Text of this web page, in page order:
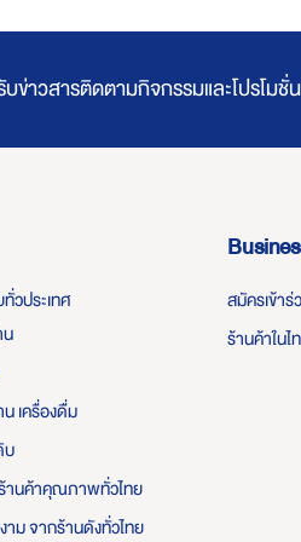
บข่าวสารติดตามกิจกรรมและโปรโมชั่น
วประเทศ
เครื่องดื่ม
บ
านค้าคุณภาพทั่วไทย
ม จากร้านดังทั่วไทย
สมัครเข้า
ร้านค้าใน